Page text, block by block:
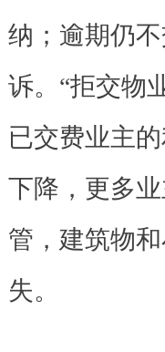
纳；逾期仍
诉。“拒交物
已交费业主
下降，更多
管，建筑物
失。